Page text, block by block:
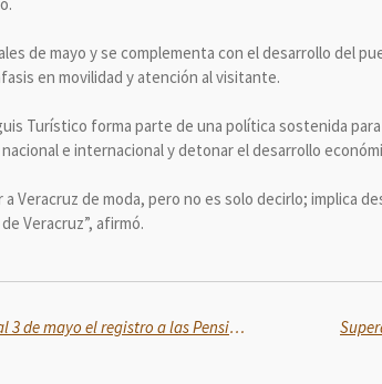
de mayo y se complementa con el desarrollo del
en movilidad y atención al visitante.
Turístico forma parte de una política sostenida
e internacional y detonar el desarrollo
a Veracruz de moda, pero no es solo decirlo; implica
Veracruz”, afirmó.
Se realiza del 27 de abril al 3 de mayo el registro a las Pensión para Adultos Mayores y Mujeres